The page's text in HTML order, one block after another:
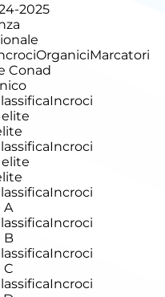
2025
OrganiciMarcatori
Conad
Incroci
elite
Incroci
elite
Incroci
A
Incroci
B
Incroci
C
Incroci